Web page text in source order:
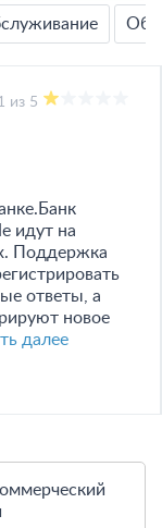
из 5
идут на
Поддержка
ответы, а
новое
далее